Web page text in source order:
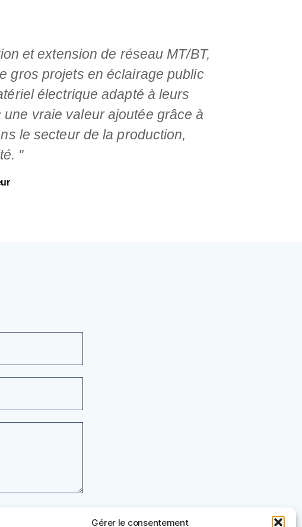
Gérer le consentement
et extension de réseau MT/BT,
gros projets en éclairage public
électrique adapté à leurs
vraie valeur ajoutée grâce à
le secteur de la production,
"